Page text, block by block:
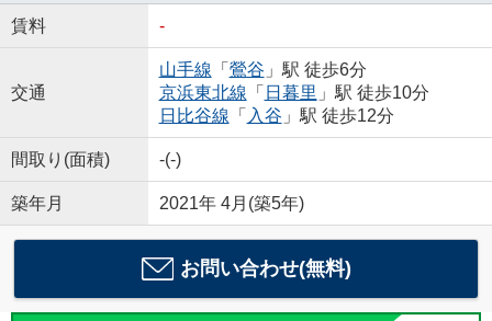
賃料 -
交通
山手線 「 鶯谷 」駅 徒歩6分
京浜東北線 「 日暮里 」駅 徒歩10分
日比谷線 「 入谷 」駅 徒歩12分
間取り(面積) -(-)
築年月 2021年 4月(築5年)
お問い合わせ(無料)